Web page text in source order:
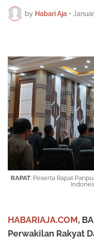
by Habari Aja •
RAPAT: Peserta Rapat
HABARIAJA.COM,
Perwakilan Rakyat